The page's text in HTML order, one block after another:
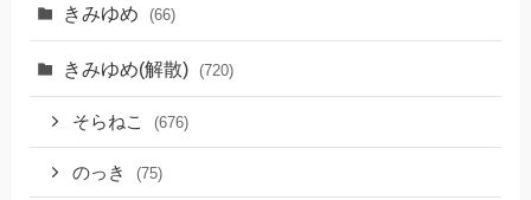
きみゆめ (66)
きみゆめ(解散) (720)
そらねこ (676)
のっき (75)